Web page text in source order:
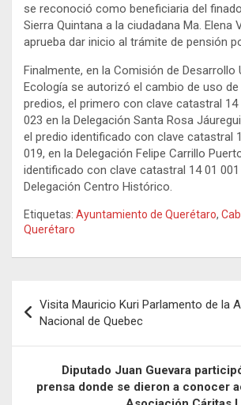
se reconoció como beneficiaria del
Sierra Quintana a la ciudadana Ma. Elena
aprueba dar inicio al trámite de pensión
Finalmente, en la Comisión de Desarrollo
Ecología se autorizó el cambio de uso
predios, el primero con clave catastral 14
023 en la Delegación Santa Rosa
el predio identificado con clave catastral
019, en la Delegación Felipe Carrillo
identificado con clave catastral 14 01
Delegación Centro Histórico.
Etiquetas: Ayuntamiento de Querétaro,
Querétaro
de
entradas
Visita Mauricio Kuri Parlamento de la
Nacional de Quebec
Diputado Juan Guevara
prensa donde se dieron a conocer